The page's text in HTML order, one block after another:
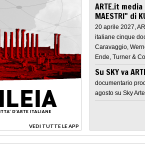
VEDI TUTTE LE APP
>
ARTE.it
MAESTRI" di
20 aprile 2027,
italiane cinque
Caravaggio,
Ende, Turner &
Su SKY va
documentario
agosto su Sky Arte